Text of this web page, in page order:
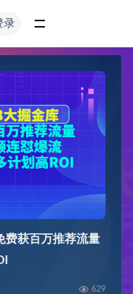
录
费获百万推荐流量
629